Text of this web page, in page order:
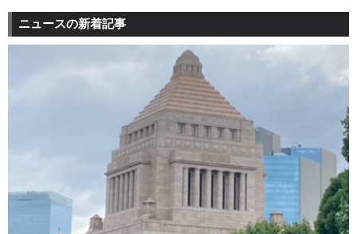
ニュースの新着記事